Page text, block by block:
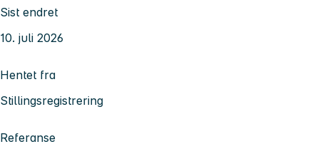
Sist endret
10. juli 2026
Hentet fra
Stillingsregistrering
Referanse